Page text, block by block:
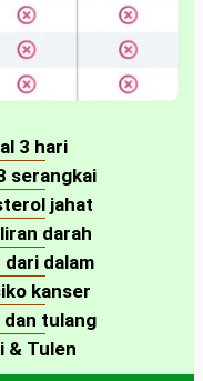
3 hari
serangkai
jahat
darah
dalam
kanser
tulang
& Tulen